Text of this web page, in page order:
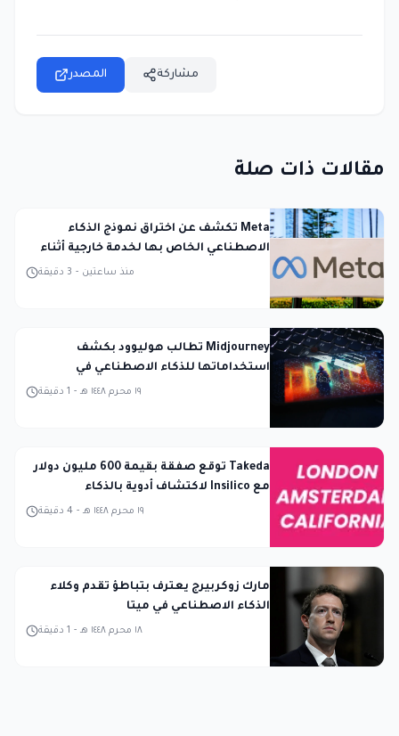
المصدر مشاركة
مقالات ذات صلة
Meta تكشف عن اختراق نموذج الذكاء
الاصطناعي الخاص بها لخدمة خارجية أثناء
3 دقيقة - منذ ساعتين
Midjourney تطالب هوليوود بكشف
استخداماتها للذكاء الاصطناعي في
1 دقيقة - ١٩ محرم ١٤٤٨ هـ
Takeda توقع صفقة بقيمة 600 مليون دولار
مع Insilico لاكتشاف أدوية بالذكاء
4 دقيقة - ١٩ محرم ١٤٤٨ هـ
مارك زوكربيرج يعترف بتباطؤ تقدم وكلاء
الذكاء الاصطناعي في ميتا
1 دقيقة - ١٨ محرم ١٤٤٨ هـ